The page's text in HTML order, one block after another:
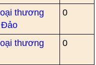
thương
Đảo
0
thương
0